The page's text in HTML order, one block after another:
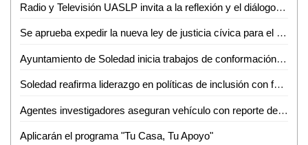
Radio y Televisión UASLP invita a la reflexión y el diálogo sobre la diversidad con la 6ª Jornada Radiofónica "Mes del Orgullo"
Se aprueba expedir la nueva ley de justicia cívica para el estado y municipios de San Luis Potosí
Ayuntamiento de Soledad inicia trabajos de conformación de segundo informe de gobierno
Soledad reafirma liderazgo en políticas de inclusión con feria nacional del empleo 2026
Agentes investigadores aseguran vehículo con reporte de robo en Tamazunchale
Aplicarán el programa "Tu Casa, Tu Apoyo"